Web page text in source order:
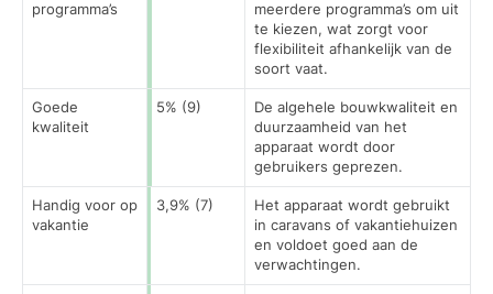
programma’s
meerdere programma’s om uit
te kiezen, wat zorgt voor
flexibiliteit afhankelijk van de
soort vaat.
Goede
kwaliteit
5% (9)
De algehele bouwkwaliteit en
duurzaamheid van het
apparaat wordt door
gebruikers geprezen.
Handig voor op
vakantie
3,9% (7)
Het apparaat wordt gebruikt
in caravans of vakantiehuizen
en voldoet goed aan de
verwachtingen.